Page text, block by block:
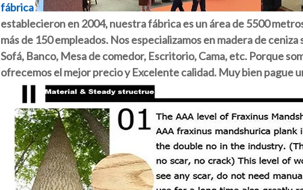
fábrica
establecieron en 2004, nuestra fábrica es un área de 5500
más de 150 empleados. Nos especializamos en madera de
Sofá, Banco, Mesa de comedor, Escritorio, Cama, etc. Porque
ofrecemos el mejor precio y Excelente calidad. Muy bien pague